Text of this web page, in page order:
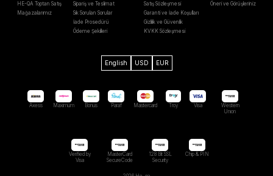
HE-QA Toptan Satış
Mağazalarımız
Sipariş ve Teslimat
Sık Sorulan Sorular
İade Prosedürü
Ödeme Şekilleri
Satış Sözleşmesi
Garanti ve İade Koşulları
Gizlilik ve Güvenlik
KVKK Sözleşmesi
Öneri ve Görüşleriniz
English USD EUR
Axess Maximum Bonus Paraf Mastercard Troy Visa
Western
Unıon
Verified by
Visa
MasterCard
SecureCode
128 Bit SSL
Security
Chip & PIN